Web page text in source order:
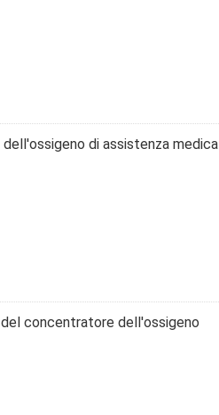
di assistenza medica
concentratore dell'ossigeno